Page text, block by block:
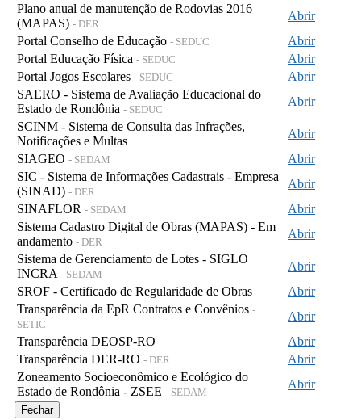
Plano anual de manutenção de Rodovias 2016
(MAPAS) - DER
Abrir
Portal Conselho de Educação - SEDUC
Abrir
Portal Educação Física - SEDUC
Abrir
Portal Jogos Escolares - SEDUC
Abrir
SAERO - Sistema de Avaliação Educacional do
Estado de Rondônia - SEDUC
Abrir
SCINM - Sistema de Consulta das Infrações,
Notificações e Multas
Abrir
SIAGEO - SEDAM
Abrir
SIC - Sistema de Informações Cadastrais - Empresa
(SINAD) - DER
Abrir
SINAFLOR - SEDAM
Abrir
Sistema Cadastro Digital de Obras (MAPAS) - Em
andamento - DER
Abrir
Sistema de Gerenciamento de Lotes - SIGLO
INCRA - SEDAM
Abrir
SROF - Certificado de Regularidade de Obras
Abrir
Transparência da EpR Contratos e Convênios -
SETIC
Abrir
Transparência DEOSP-RO
Abrir
Transparência DER-RO - DER
Abrir
Zoneamento Socioeconômico e Ecológico do
Estado de Rondônia - ZSEE - SEDAM
Abrir
Fechar